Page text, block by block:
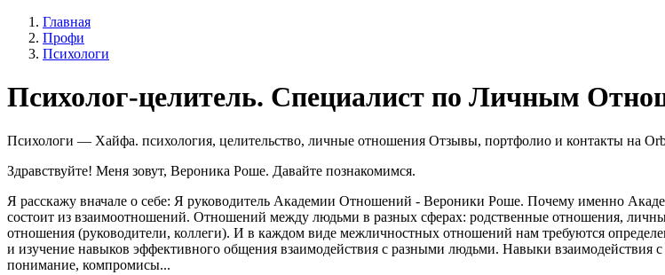
Главная
Профи
Психологи
Психолог-целитель. Специалист по Личным
Психологи — Хайфа. психология, целительство, личные отношения Отзывы, портфолио и контакты на
Здравствуйте! Меня зовут, Вероника Роше. Давайте познакомимся.
Я расскажу вначале о себе: Я руководитель Академии Отношений - Вероники Роше. Почему именно
состоит из взаимоотношений. Отношений между людьми в разных сферах: родственные отношения,
отношения (руководители, коллеги). И в каждом виде межличностных отношений нам требуются
и изучение навыков эффективного общения взаимодействия с разными людьми. Навыки взаимодействия
понимание, компромисы...